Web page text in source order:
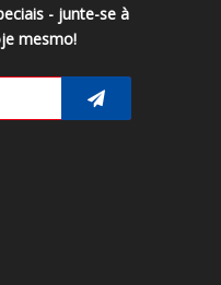
- junte-se à
mesmo!